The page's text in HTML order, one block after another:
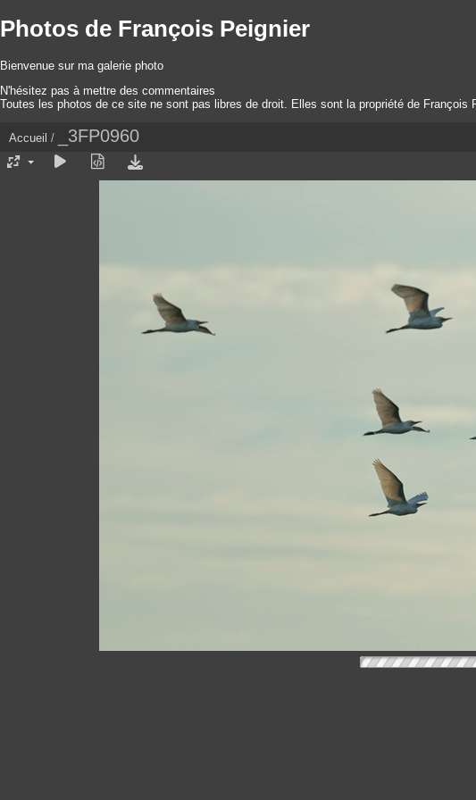
Photos de François Peignier
Bienvenue sur ma galerie photo
N'hésitez pas à mettre des commentaires
Toutes les photos de ce site ne sont pas libres de droit. Elles sont la propriété de
Accueil / _3FP0960